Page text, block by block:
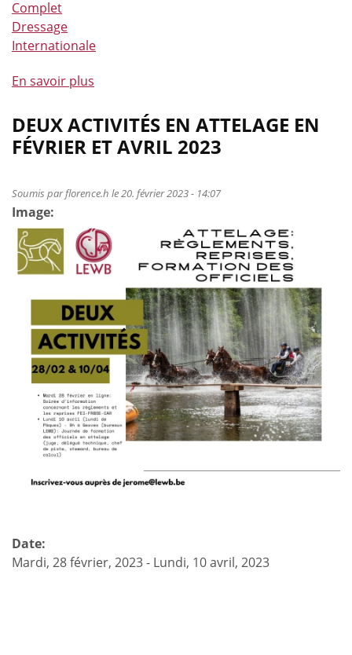
Complet
Dressage
Internationale
En savoir plus
de
Un
mois
mars
de
victoire
pour
de
Liedekerke
en
complet
et
Gilles
Pirotte
en
DEUX ACTIVITÉS EN ATTELAGE EN
FÉVRIER ET AVRIL 2023
Soumis parflorence.h le 20. février 2023 - 14:07
Image:
Date:
Mardi, 28 février, 2023- Lundi, 10 avril, 2023